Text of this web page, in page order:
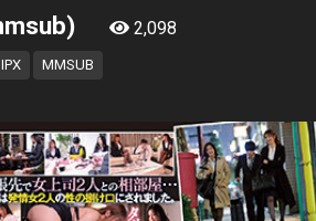
2,098
IPX MMSUB